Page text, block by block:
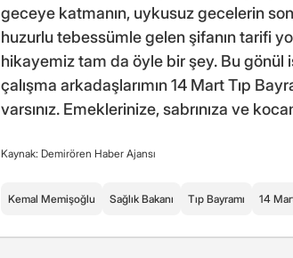
geceye katmanın, uykusuz gecelerin
huzurlu tebessümle gelen şifanın tarifi
hikayemiz tam da öyle bir şey. Bu
çalışma arkadaşlarımın 14 Mart Tıp
varsınız. Emeklerinize, sabrınıza ve
Kaynak: Demirören Haber Ajansı
Kemal Memişoğlu Sağlık Bakanı Tıp Bayramı 14